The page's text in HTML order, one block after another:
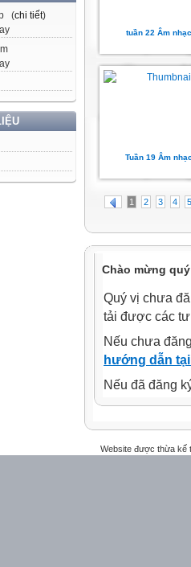
(chi tiết)
tuần 22 Âm
Tuần 19 Âm
1 2 3 4 5
Chào mừng quý
Quý vị chưa
tải được các
Nếu chưa
hướng dẫn
Nếu đã đăng
Website được thừa kế